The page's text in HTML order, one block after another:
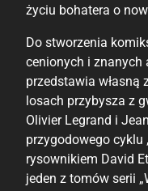
życiu bohatera o
Do stworzenia
cenionych i znanych
przedstawia własną
losach przybysza z
Olivier Legrand i
przygodowego cyklu
rysownikiem David
jeden z tomów serii